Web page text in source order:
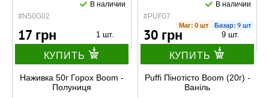
#N50G02
В наличии
17 грн 1 шт.
КУПИТЬ
Наживка 50г Горох Boom -
Полуниця
#PUF07
В наличии
Маг: 0 шт Базар: 9 шт
30 грн 9 шт.
КУПИТЬ
Puffi Пінотісто Boom (20г) -
Ваніль